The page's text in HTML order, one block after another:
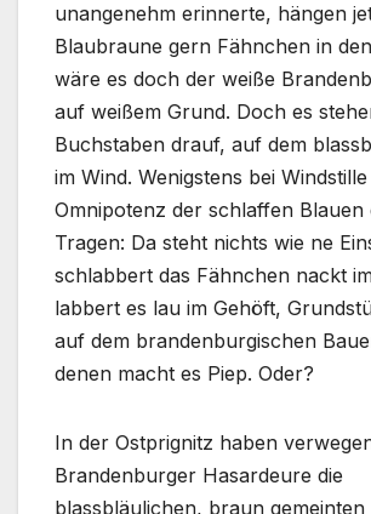
unangenehm erinnerte, hängen
Blaubraune gern Fähnchen in
wäre es doch der weiße
auf weißem Grund. Doch es
Buchstaben drauf, auf dem
im Wind. Wenigstens bei
Omnipotenz der schlaffen Blauen
Tragen: Da steht nichts wie ne
schlabbert das Fähnchen nackt
labbert es lau im Gehöft,
auf dem brandenburgischen
denen macht es Piep. Oder?
In der Ostprignitz haben
Brandenburger Hasardeure die
blassbläulichen, braun